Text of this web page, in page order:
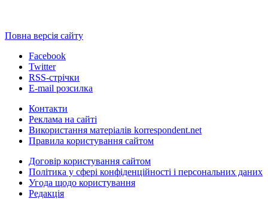
Повна версія сайту
Facebook
Twitter
RSS-стрічки
E-mail розсилка
Контакти
Реклама на сайті
Використання матеріалів korrespondent.net
Правила користування сайтом
Договір користування сайтом
Політика у сфері конфіденційності і персональних даних
Угода щодо користування
Редакція